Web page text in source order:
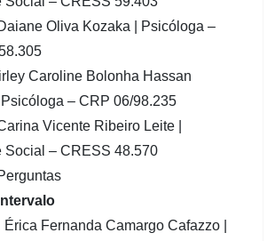
Oliva Kozaka | Psicóloga –
Caroline Bolonha Hassan
– CRP 06/98.235
Vicente Ribeiro Leite |
Social – CRESS 48.570
Érica Fernanda Camargo Cafazzo |